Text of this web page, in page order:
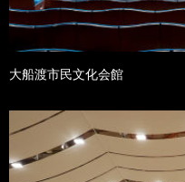
大船渡市民文化会館